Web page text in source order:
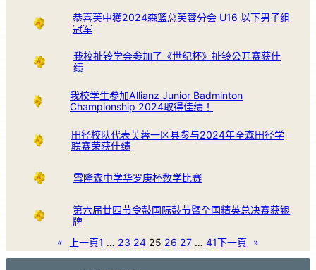
恭喜芙中獲2024森篮总芙蓉分会 U16 以下男子组
冠军
我校扯铃学会参加了《世纪杯》扯铃公开赛获佳
绩
我校学生参加Allianz Junior Badminton
Championship 2024取得佳绩！
田径校队代表芙蓉一区县参与2024年全森田径学
联赛荣获佳绩
雪隆森中学华罗庚杯数学比赛
第六届廿四节令鼓国际鼓节暨全国精英总决赛获银
牌
«
上一頁1 … 23 24 25 26 27 … 41下一頁 »